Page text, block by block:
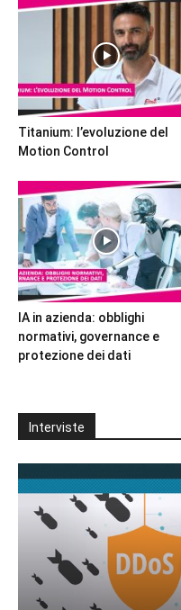
Titanium: l’evoluzione del
Motion Control
IA in azienda: obblighi
normativi, governance e
protezione dei dati
Interviste